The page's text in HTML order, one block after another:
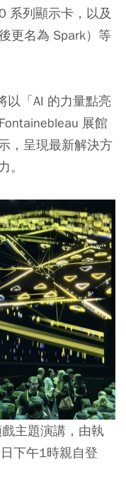
系列顯示卡，以及
更名為 Spark）等
以「AI 的力量點亮
展館
，呈現最新解決方
。
主題演講，由執
下午1時親自登